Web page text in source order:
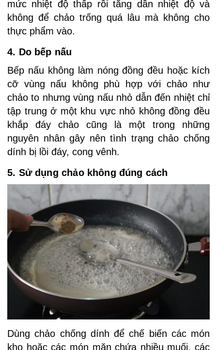
mức nhiệt độ thấp rồi tăng dần nhiệt độ và
không để chảo trống quá lâu mà không cho
thực phẩm vào.
4. Do bếp nấu
Bếp nấu không làm nóng đồng đều hoặc kích
cỡ vùng nấu không phù hợp với chảo như
chảo to nhưng vùng nấu nhỏ dẫn đến nhiệt chỉ
tập trung ở một khu vực nhỏ không đồng đều
khắp đáy chảo cũng là một trong những
nguyên nhân gây nên tình trạng chảo chống
dính bị lồi đáy, cong vênh.
5. Sử dụng chảo không đúng cách
Dùng chảo chống dính để chế biến các món
kho hoặc các món mặn chứa nhiều muối, các